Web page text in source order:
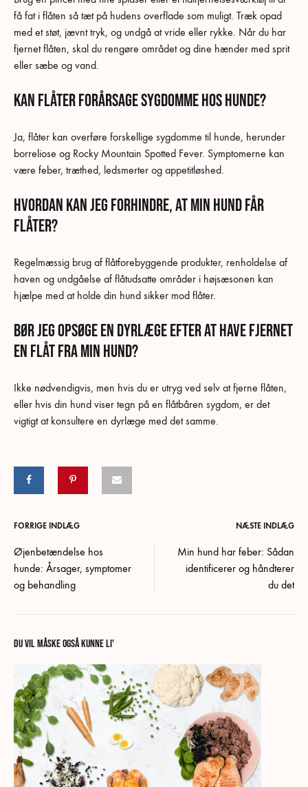
få fat i flåten så tæt på hudens overflade som muligt. Træk opad
med et støt, jævnt tryk, og undgå at vride eller rykke. Når du har
fjernet flåten, skal du rengøre området og dine hænder med sprit
eller sæbe og vand.
Kan flåter forårsage sygdomme hos hunde?
Ja, flåter kan overføre forskellige sygdomme til hunde, herunder
borreliose og Rocky Mountain Spotted Fever. Symptomerne kan
være feber, træthed, ledsmerter og appetitløshed.
Hvordan kan jeg forhindre, at min hund får
flåter?
Regelmæssig brug af flåtforebyggende produkter, renholdelse af
haven og undgåelse af flåtudsatte områder i højsæsonen kan
hjælpe med at holde din hund sikker mod flåter.
Bør jeg opsøge en dyrlæge efter at have fjernet
en flåt fra min hund?
Ikke nødvendigvis, men hvis du er utryg ved selv at fjerne flåten,
eller hvis din hund viser tegn på en flåtbåren sygdom, er det
vigtigt at konsultere en dyrlæge med det samme.
Post
navigation
FORRIGE INDLÆG NÆSTE INDLÆG
Øjenbetændelse hos
hunde: Årsager, symptomer
og behandling
Min hund har feber: Sådan
identificerer og håndterer
du det
DU VIL MÅSKE OGSÅ KUNNE LI'